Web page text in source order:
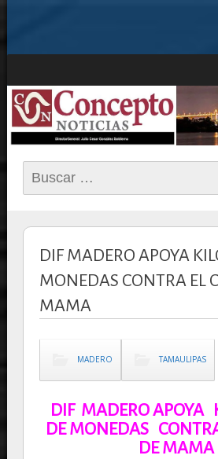
CONCEPTO
Buscar:
DIF MADERO APOYA
MONEDAS CONTRA EL
MAMA
MADERO TAMAULIPAS
DIF MADERO APOYA
DE MONEDAS
DE MAMA